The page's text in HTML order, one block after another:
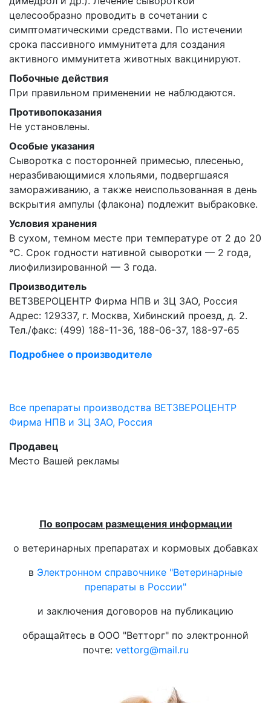
целесообразно проводить в сочетании с
симптоматическими средствами. По истечении
срока пассивного иммунитета для создания
активного иммунитета животных вакцинируют.
Побочные действия
При правильном применении не наблюдаются.
Противопоказания
Не установлены.
Особые указания
Сыворотка с посторонней примесью, плесенью,
неразбивающимися хлопьями, подвергшаяся
замораживанию, а также неиспользованная в день
вскрытия ампулы (флакона) подлежит выбраковке.
Условия хранения
В сухом, темном месте при температуре от 2 до 20
°С. Срок годности нативной сыворотки — 2 года,
лиофилизированной — 3 года.
Производитель
ВЕТЗВЕРОЦЕНТР Фирма НПВ и ЗЦ ЗАО, Россия
Адрес: 129337, г. Москва, Хибинский проезд, д. 2.
Тел./факс: (499) 188-11-36, 188-06-37, 188-97-65
Подробнее о производителе
Все препараты производства ВЕТЗВЕРОЦЕНТР
Фирма НПВ и ЗЦ ЗАО, Россия
Продавец
Место Вашей рекламы
По вопросам размещения информации
о ветеринарных препаратах и кормовых добавках
в Электронном справочнике "Ветеринарные
препараты в России"
и заключения договоров на публикацию
обращайтесь в ООО "Ветторг" по электронной
почте: vettorg@mail.ru